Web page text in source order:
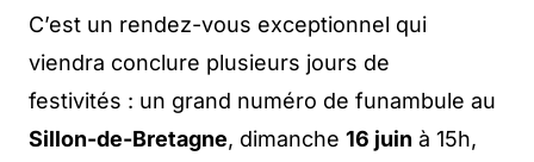
C’est un rendez-vous exceptionnel qui
viendra conclure plusieurs jours de
festivités : un grand numéro de funambule au
Sillon-de-Bretagne, dimanche 16 juin à 15h,